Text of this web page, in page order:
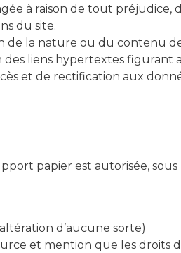
à raison de tout
du site.
de la nature ou du contenu
liens hypertextes figurant
et de rectification aux
papier est autorisée,
d’aucune sorte)
et mention que les droits